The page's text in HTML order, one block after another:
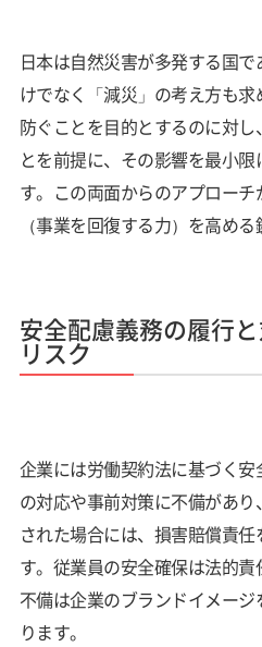
日本は自然災害が多発する国
けでなく「減災」の考え方も
防ぐことを目的とするのに対
とを前提に、その影響を最小
す。この両面からのアプロー
（事業を回復する力）を高める
安全配慮義務の履行
リスク
企業には労働契約法に基づく
の対応や事前対策に不備があ
された場合には、損害賠償責
す。従業員の安全確保は法的
不備は企業のブランドイメー
ります。